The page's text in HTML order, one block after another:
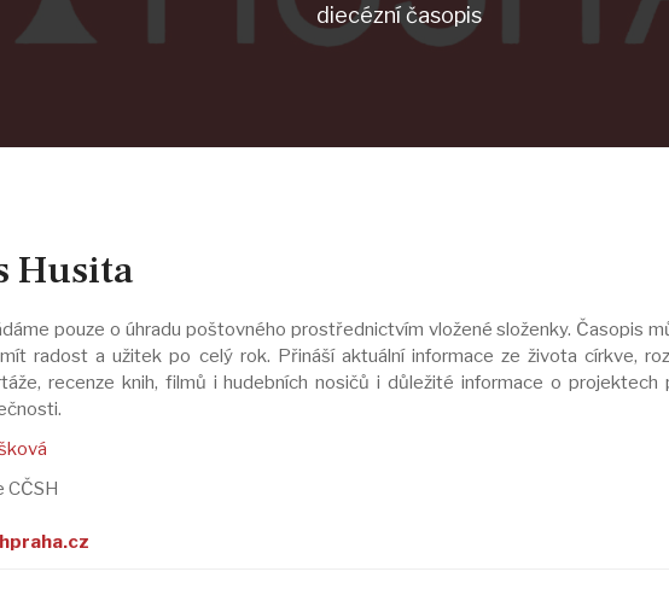
diecézní časopis
Husita
pouze o úhradu poštovného prostřednictvím vložené složenky. Časopis
radost a užitek po celý rok. Přináší aktuální informace ze života církve,
recenze knih, filmů i hudebních nosičů i důležité informace o projektech
CČSH